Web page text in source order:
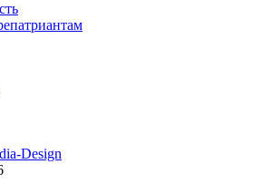
Design